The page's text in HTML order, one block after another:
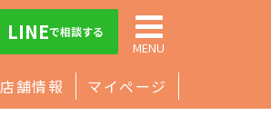
LINEで相談する
MENU
店舗情報 マイページ